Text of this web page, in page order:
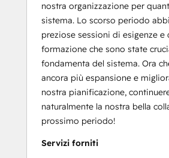
nostra organizzazione per
sistema. Lo scorso periodo
preziose sessioni di esigenze e
formazione che sono state
fondamenta del sistema. Ora
ancora più espansione e
nostra pianificazione,
naturalmente la nostra bella
prossimo periodo!
Servizi forniti